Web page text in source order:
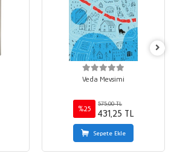
Veda Mevsimi
%25
575,00 TL
431,25 TL
Sepete Ekle